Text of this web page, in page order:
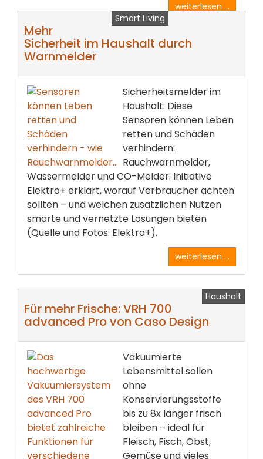
weiterlesen ...
Smart Living
Mehr
Sicherheit im Haushalt durch
Warnmelder
Sicherheitsmelder im
Haushalt: Diese
Sensoren können Leben
retten und Schäden
verhindern:
Rauchwarnmelder,
Wassermelder und CO-Melder: Initiative
Elektro+ erklärt, worauf Verbraucher achten
sollten – und welchen zusätzlichen Nutzen
smarte und vernetzte Lösungen bieten
(Quelle und Fotos: Elektro+).
weiterlesen ...
Haushalt
Für mehr Frische: VRH 700
advanced Pro von Caso Design
Vakuumierte
Lebensmittel sollen
ohne
Konservierungsstoffe
bis zu 8x länger frisch
bleiben – ideal für
Fleisch, Fisch, Obst,
Gemüse und vieles